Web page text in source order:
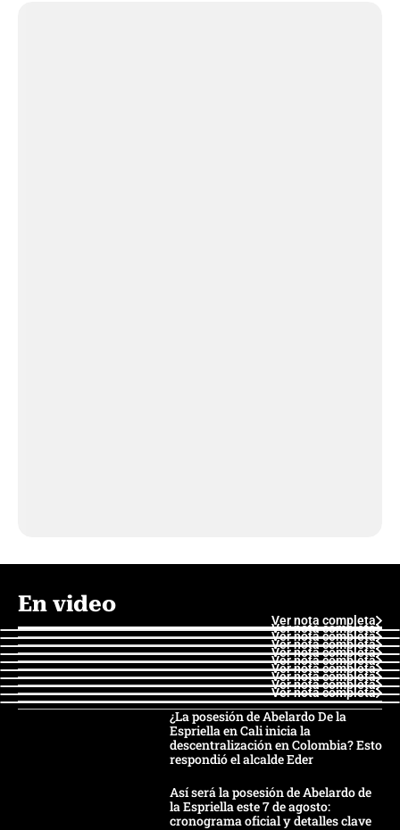
En video
Ver nota completa
Ver nota completa
Ver nota completa
Ver nota completa
Ver nota completa
Ver nota completa
Ver nota completa
Ver nota completa
Ver nota completa
Ver nota completa
¿La posesión de Abelardo De la
Espriella en Cali inicia la
descentralización en Colombia? Esto
respondió el alcalde Eder
Así será la posesión de Abelardo de
la Espriella este 7 de agosto:
cronograma oficial y detalles clave